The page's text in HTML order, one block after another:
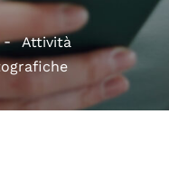
Attività